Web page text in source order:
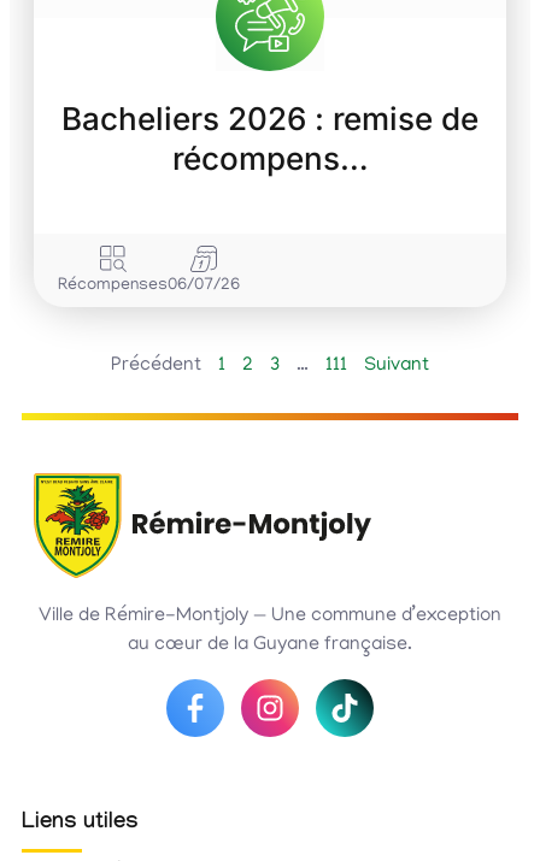
Bacheliers 2026 : remise de
récompens…
Récompenses06/07/26
Précédent 1 2 3 … 111 Suivant
Ville de Rémire-Montjoly — Une commune d’exception
au cœur de la Guyane française.
Liens utiles